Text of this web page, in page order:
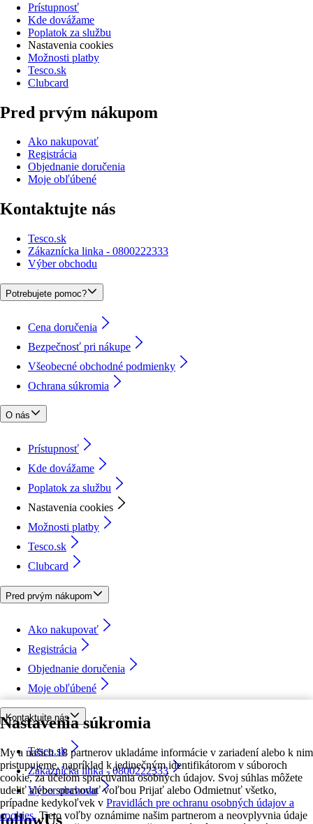
Nastavenia súkromia
My a našich 18 partnerov ukladáme informácie v zariadení alebo k nim
pristupujeme, napríklad k jedinečným identifikátorom v súboroch
cookie, za účelom spracúvania osobných údajov. Svoj súhlas môžete
udeliť alebo spravovať voľbou Prijať alebo Odmietnuť všetko,
prípadne kedykoľvek v Pravidlách pre ochranu osobných údajov a
cookies. Tieto voľby oznámime našim partnerom a neovplyvnia údaje
Prístupnosť
Kde dovážame
Poplatok za službu
Nastavenia cookies
Možnosti platby
Tesco.sk
Clubcard
Pred prvým nákupom
Ako nakupovať
Registrácia
Objednanie doručenia
Moje obľúbené
Kontaktujte nás
Tesco.sk
Zákaznícka linka - 0800222333
Výber obchodu
Potrebujete pomoc?
Cena doručenia
Bezpečnosť pri nákupe
Všeobecné obchodné podmienky
Ochrana súkromia
O nás
Prístupnosť
Kde dovážame
Poplatok za službu
Nastavenia cookies
Možnosti platby
Tesco.sk
Clubcard
Pred prvým nákupom
Ako nakupovať
Registrácia
Objednanie doručenia
Moje obľúbené
Kontaktujte nás
Tesco.sk
Zákaznícka linka - 0800222333
Výber obchodu
followUs